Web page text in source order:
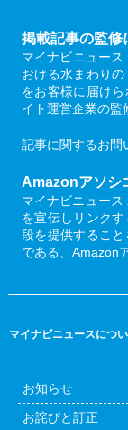
掲載記事の監修
マイナビニュー
おける水まわり
をお客様に届け
イト運営企業の監
記事に関するお問
Amazonアソシ
マイナビニュー
を宣伝しリンク
段を提供するこ
である、Amazon
マイナビニュースにつ
お知らせ
お詫びと訂正